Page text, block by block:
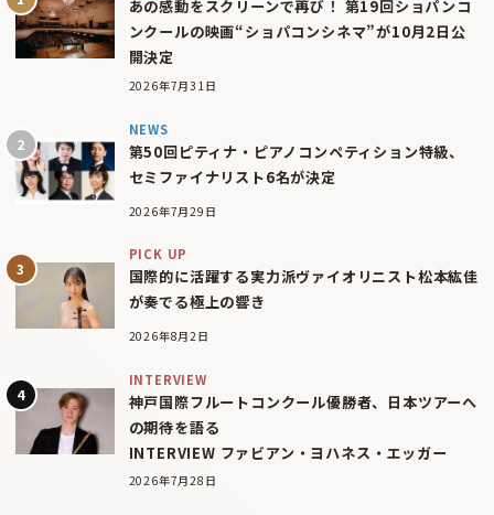
あの感動をスクリーンで再び！ 第19回ショパンコ
ンクールの映画“ショパコンシネマ”が10月2日公
開決定
2026年7月31日
NEWS
第50回ピティナ・ピアノコンペティション特級、
セミファイナリスト6名が決定
2026年7月29日
PICK UP
国際的に活躍する実力派ヴァイオリニスト松本紘佳
が奏でる極上の響き
2026年8月2日
INTERVIEW
神戸国際フルートコンクール優勝者、日本ツアーへ
の期待を語る
INTERVIEW ファビアン・ヨハネス・エッガー
2026年7月28日